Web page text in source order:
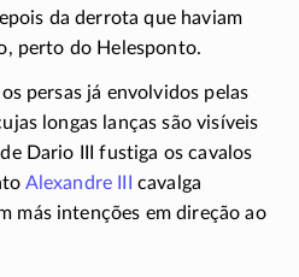
da derrota que haviam
perto do Helesponto.
persas já envolvidos pelas
longas lanças são visíveis
Dario III fustiga os cavalos
Alexandre III
cavalga
más intenções em direção ao